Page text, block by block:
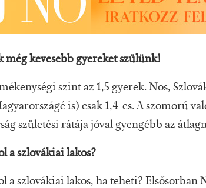
kevesebb gyereket szülünk!
szint az 1,5 gyerek. Nos,
is) csak 1,4-es. A szomorú
születési rátája jóval gyengébb az
a szlovákiai lakos?
a szlovákiai lakos, ha teheti? Elsősorban